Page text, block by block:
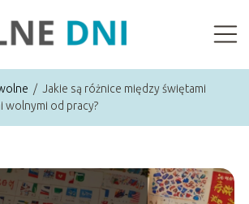
/ Jakie są różnice między świętami
wolnymi od pracy?